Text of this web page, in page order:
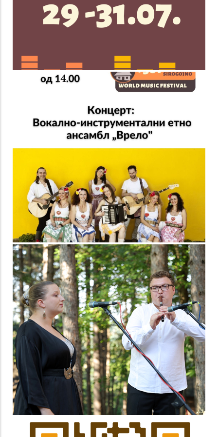
festival Sirogojno
2023. ,,Vrelo"
+381 World Music
festival Sirogojno
2023.
+381 World Music
festival Sirogojno
2023.